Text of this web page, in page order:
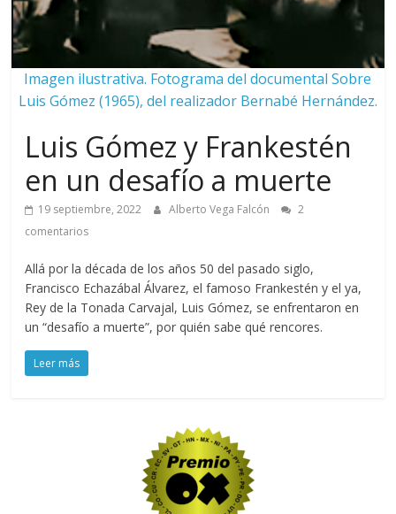
Imagen ilustrativa. Fotograma del documental Sobre
Luis Gómez (1965), del realizador Bernabé Hernández.
Luis Gómez y Frankestén
en un desafío a muerte
19 septiembre, 2022 Alberto Vega Falcón
2
comentarios
Allá por la década de los años 50 del pasado siglo,
Francisco Echazábal Álvarez, el famoso Frankestén y el ya,
Rey de la Tonada Carvajal, Luis Gómez, se enfrentaron en
un “desafío a muerte”, por quién sabe qué rencores.
Leer más